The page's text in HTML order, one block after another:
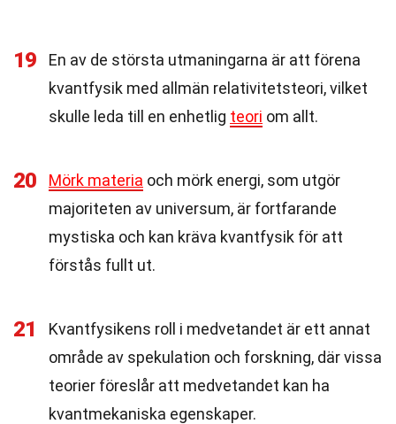
19
En av de största utmaningarna är att förena
kvantfysik med allmän relativitetsteori, vilket
skulle leda till en enhetlig teori om allt.
20 Mörk materia och mörk energi, som utgör
majoriteten av universum, är fortfarande
mystiska och kan kräva kvantfysik för att
förstås fullt ut.
21
Kvantfysikens roll i medvetandet är ett annat
område av spekulation och forskning, där vissa
teorier föreslår att medvetandet kan ha
kvantmekaniska egenskaper.